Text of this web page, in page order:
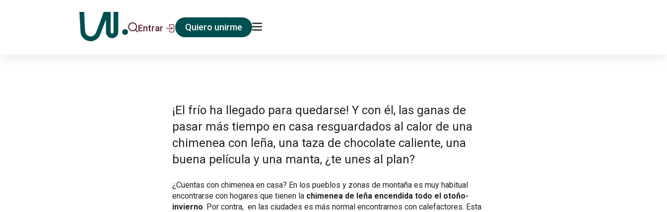
Entrar Quiero unirme
¡El frío ha llegado para quedarse! Y con él, las ganas de
pasar más tiempo en casa resguardados al calor de una
chimenea con leña, una taza de chocolate caliente, una
buena película y una manta, ¿te unes al plan?
¿Cuentas con chimenea en casa? En los pueblos y zonas de montaña es muy habitual
encontrarse con hogares que tienen la chimenea de leña encendida todo el otoño-
invierno. Por contra, en las ciudades es más normal encontrarnos con calefactores. Esta